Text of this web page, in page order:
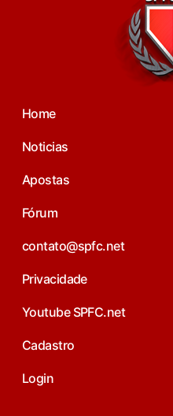
Home
Noticias
Apostas
Fórum
contato@spfc.net
Privacidade
Youtube SPFC.net
Cadastro
Login